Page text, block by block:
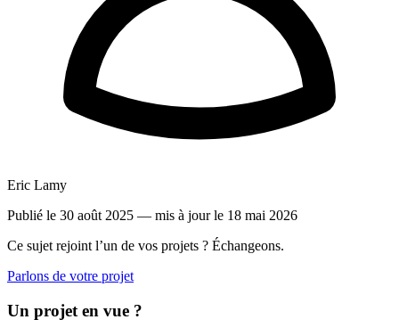
Eric Lamy
Publié le 30 août 2025 — mis à jour le 18 mai 2026
Ce sujet rejoint l’un de vos projets ? Échangeons.
Parlons de votre projet
Un projet en vue ?